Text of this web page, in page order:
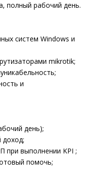
полный рабочий день.
систем Windows и
mikrotik;
и
день);
при выполнении KPI ;
помочь;